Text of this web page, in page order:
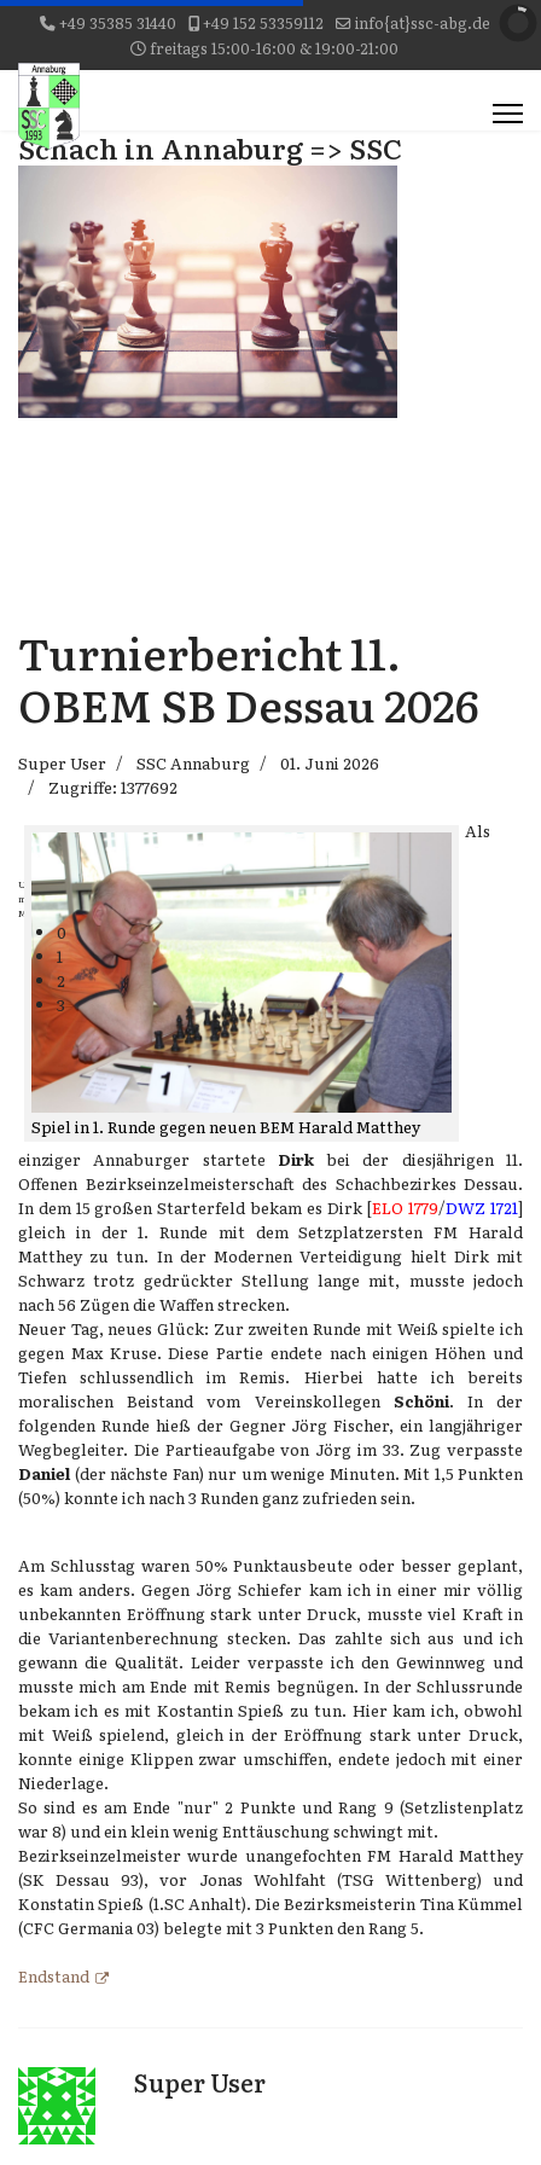
+49 35385 31440 +49 152 53359112
info{at}ssc-abg.de
freitags 15:00-16:00 & 19:00-21:00
Schach in Annaburg => SSC
Um im Schach Erfolg zu erringen, muss man es sehr lieben und Talent
mitbringen. Gute Schachspieler werden geboren, berühmte werden geformt.
Michail Tal
0
1
2
3
Turnierbericht 11.
OBEM SB Dessau 2026
Super User SSC Annaburg
01. Juni 2026
Zugriffe: 1377692
Spiel in 1. Runde gegen neuen BEM Harald Matthey
Als
einziger Annaburger startete Dirkbei der diesjährigen 11.
Offenen Bezirkseinzelmeisterschaft des Schachbezirkes Dessau.
In dem 15 großen Starterfeld bekam es Dirk [ELO 1779/DWZ 1721]
gleich in der 1. Runde mit dem Setzplatzersten FM Harald
Matthey zu tun. In der Modernen Verteidigung hielt Dirk mit
Schwarz trotz gedrückter Stellung lange mit, musste jedoch
nach 56 Zügen die Waffen strecken.
Neuer Tag, neues Glück: Zur zweiten Runde mit Weiß spielte ich
gegen Max Kruse. Diese Partie endete nach einigen Höhen und
Tiefen schlussendlich im Remis. Hierbei hatte ich bereits
moralischen Beistand vom Vereinskollegen Schöni. In der
folgenden Runde hieß der Gegner Jörg Fischer, ein langjähriger
Wegbegleiter. Die Partieaufgabe von Jörg im 33. Zug verpasste
Daniel(der nächste Fan) nur um wenige Minuten. Mit 1,5 Punkten
(50%) konnte ich nach 3 Runden ganz zufrieden sein.
Am Schlusstag waren 50% Punktausbeute oder besser geplant,
es kam anders. Gegen Jörg Schiefer kam ich in einer mir völlig
unbekannten Eröffnung stark unter Druck, musste viel Kraft in
die Variantenberechnung stecken. Das zahlte sich aus und ich
gewann die Qualität. Leider verpasste ich den Gewinnweg und
musste mich am Ende mit Remis begnügen. In der Schlussrunde
bekam ich es mit Kostantin Spieß zu tun. Hier kam ich, obwohl
mit Weiß spielend, gleich in der Eröffnung stark unter Druck,
konnte einige Klippen zwar umschiffen, endete jedoch mit einer
Niederlage.
So sind es am Ende "nur" 2 Punkte und Rang 9 (Setzlistenplatz
war 8) und ein klein wenig Enttäuschung schwingt mit.
Bezirkseinzelmeister wurde unangefochten FM Harald Matthey
(SK Dessau 93), vor Jonas Wohlfaht (TSG Wittenberg) und
Konstatin Spieß (1.SC Anhalt). Die Bezirksmeisterin Tina Kümmel
(CFC Germania 03) belegte mit 3 Punkten den Rang 5.
Endstand
Super User